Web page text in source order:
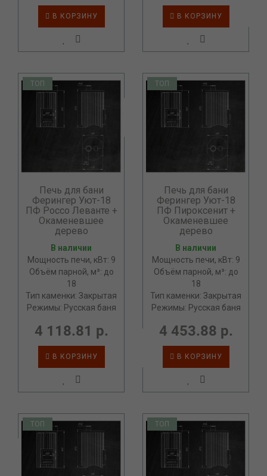
В КОРЗИНУ В КОРЗИНУ
ТОП
Печь для бани
Ферингер Уют-18
ПФ Россо Леванте +
Окаменевшее
дерево
В наличии
Мощность печи, кВт: 9
Объём парной, м³: до
18
Тип каменки: Закрытая
Режимы: Русская баня
4 118.81 р.
В КОРЗИНУ
ТОП
Печь для бани
Ферингер Уют-18
ПФ Пироксенит +
Окаменевшее
дерево
В наличии
Мощность печи, кВт: 9
Объём парной, м³: до
18
Тип каменки: Закрытая
Режимы: Русская баня
4 453.88 р.
В КОРЗИНУ
ТОП ТОП